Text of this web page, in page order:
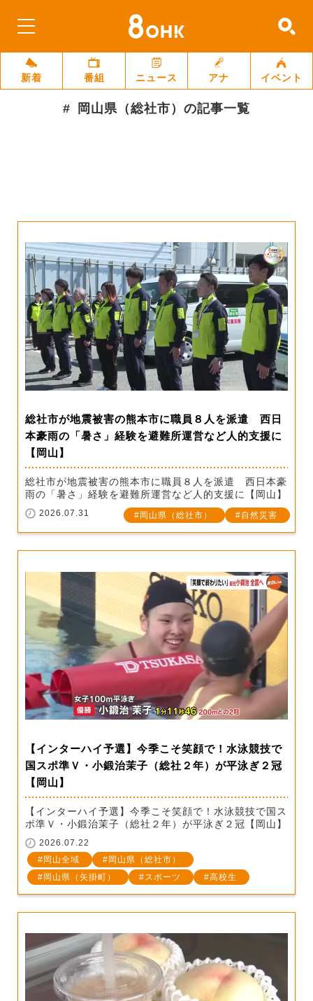
新着 番組 ニュース アナ イベント
岡山県（総社市） の記事一覧
総社市が地震被害の熊本市に職員８人を派遣 西日
本豪雨の「暑さ」経験を避難所運営など人的支援に
【岡山】
総社市が地震被害の熊本市に職員８人を派遣 西日本豪
雨の「暑さ」経験を避難所運営など人的支援に【岡山】
2026.07.31 岡山県（総社市） 自然災害
【インターハイ予選】今季こそ笑顔で！水泳競技で
国スポ準Ｖ・小鍛治茉子（総社２年）が平泳ぎ２冠
【岡山】
【インターハイ予選】今季こそ笑顔で！水泳競技で国ス
ポ準Ｖ・小鍛治茉子（総社２年）が平泳ぎ２冠【岡山】
2026.07.22
岡山全域
岡山県（総社市）
岡山県（矢掛町）
スポーツ 高校生